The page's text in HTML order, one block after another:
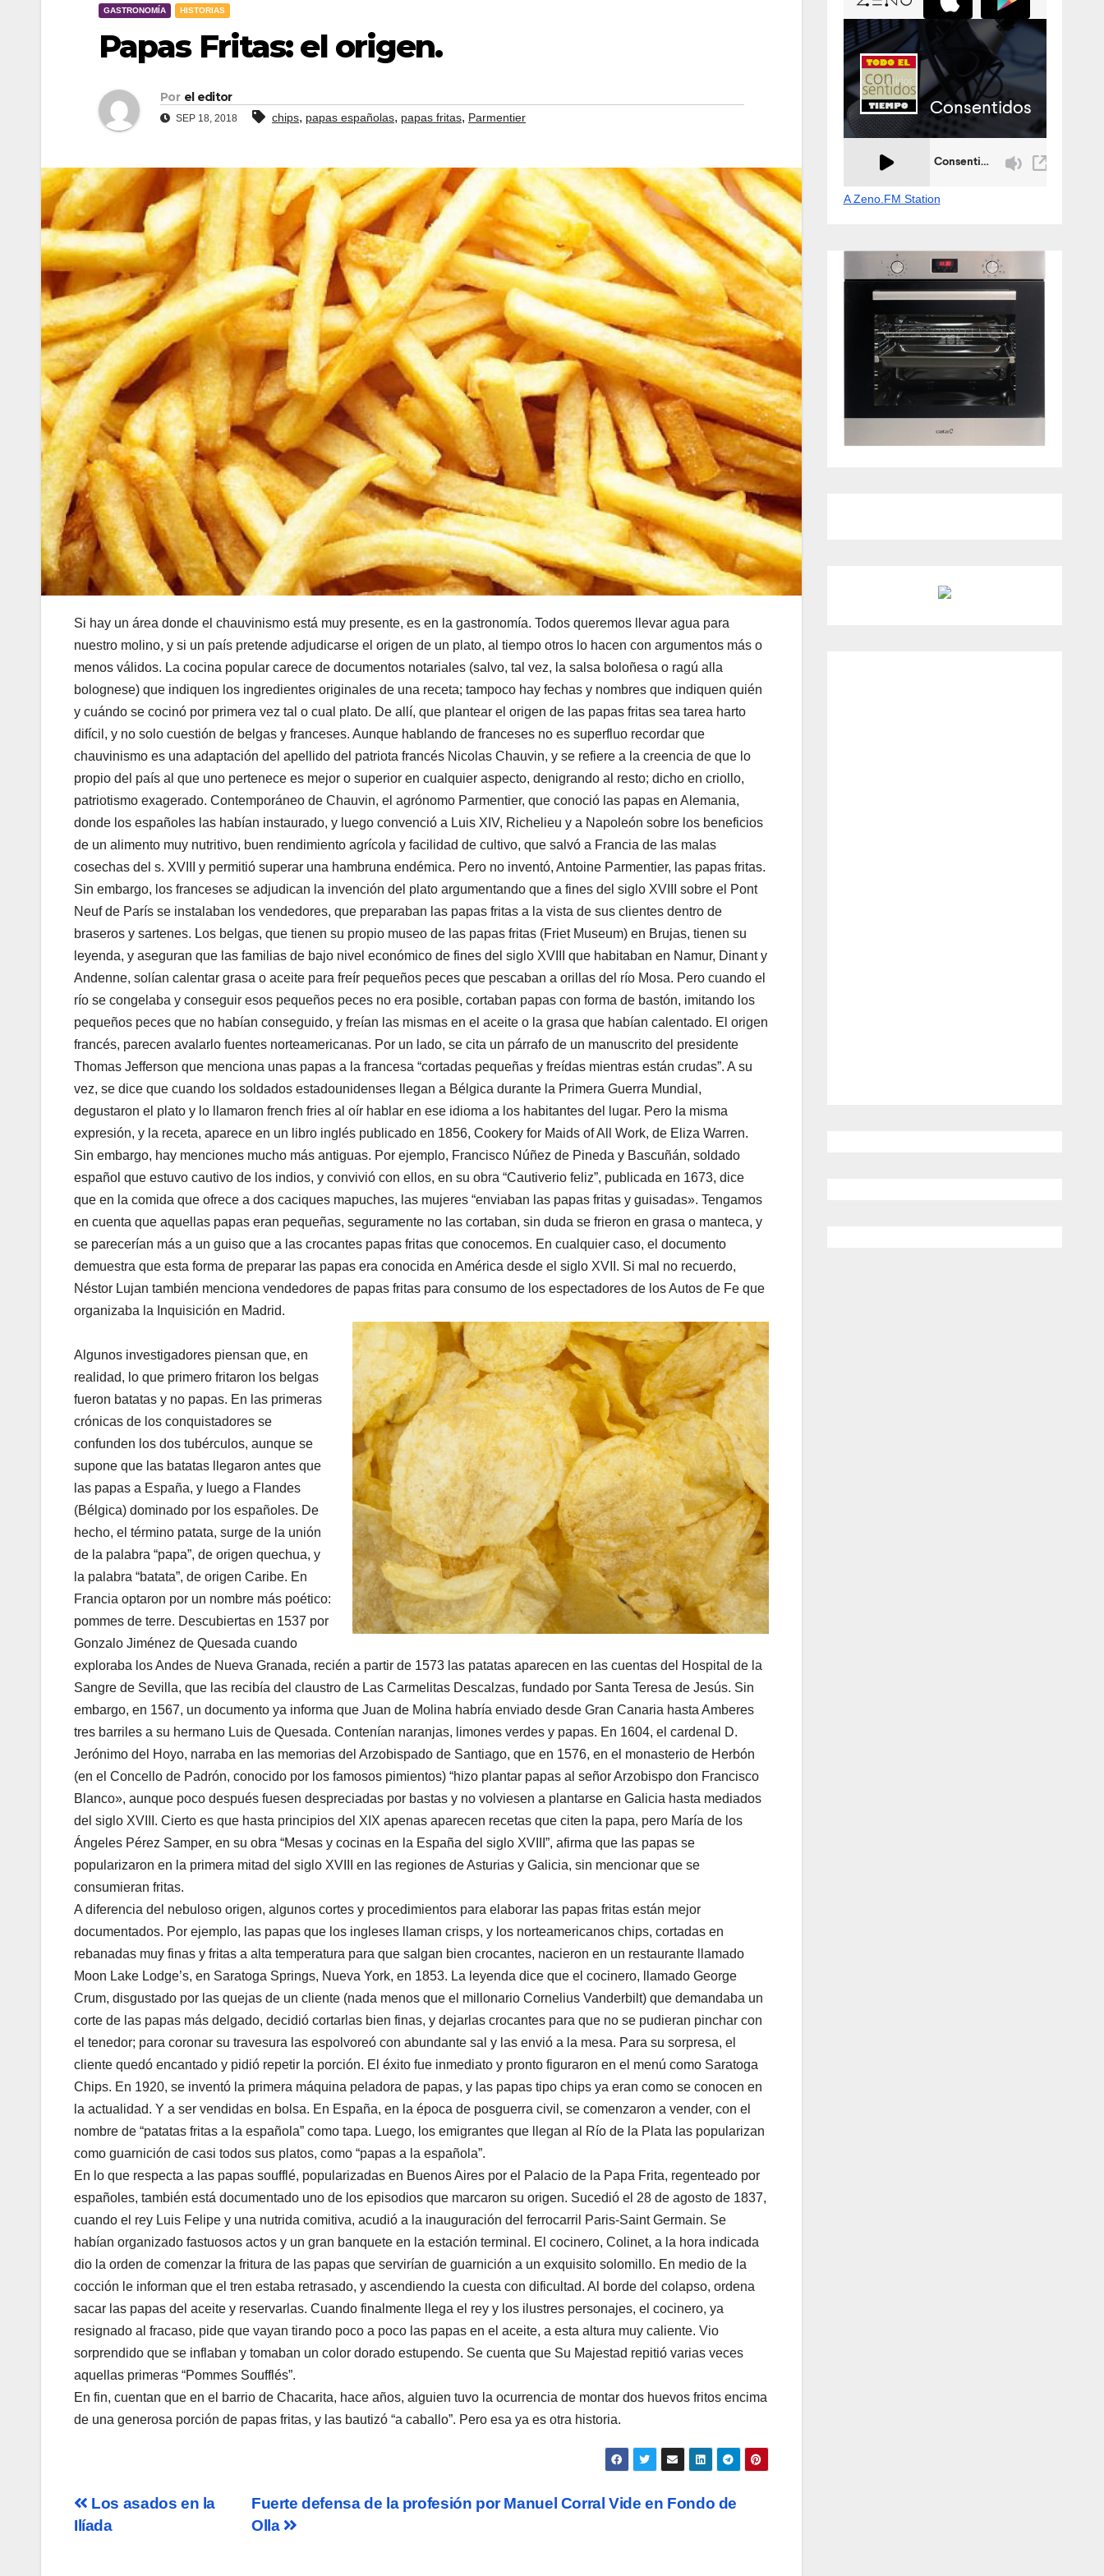
GASTRONOMÍA HISTORIAS
Papas Fritas: el origen.
Por el editor
SEP 18, 2018 chips, papas españolas, papas fritas, Parmentier
Si hay un área donde el chauvinismo está muy presente, es en la gastronomía. Todos queremos llevar agua para
nuestro molino, y si un país pretende adjudicarse el origen de un plato, al tiempo otros lo hacen con argumentos más o
menos válidos. La cocina popular carece de documentos notariales (salvo, tal vez, la salsa boloñesa o ragú alla
bolognese) que indiquen los ingredientes originales de una receta; tampoco hay fechas y nombres que indiquen quién
y cuándo se cocinó por primera vez tal o cual plato. De allí, que plantear el origen de las papas fritas sea tarea harto
difícil, y no solo cuestión de belgas y franceses. Aunque hablando de franceses no es superfluo recordar que
chauvinismo es una adaptación del apellido del patriota francés Nicolas Chauvin, y se refiere a la creencia de que lo
propio del país al que uno pertenece es mejor o superior en cualquier aspecto, denigrando al resto; dicho en criollo,
patriotismo exagerado. Contemporáneo de Chauvin, el agrónomo Parmentier, que conoció las papas en Alemania,
donde los españoles las habían instaurado, y luego convenció a Luis XIV, Richelieu y a Napoleón sobre los beneficios
de un alimento muy nutritivo, buen rendimiento agrícola y facilidad de cultivo, que salvó a Francia de las malas
cosechas del s. XVIII y permitió superar una hambruna endémica. Pero no inventó, Antoine Parmentier, las papas fritas.
Sin embargo, los franceses se adjudican la invención del plato argumentando que a fines del siglo XVIII sobre el Pont
Neuf de París se instalaban los vendedores, que preparaban las papas fritas a la vista de sus clientes dentro de
braseros y sartenes. Los belgas, que tienen su propio museo de las papas fritas (Friet Museum) en Brujas, tienen su
leyenda, y aseguran que las familias de bajo nivel económico de fines del siglo XVIII que habitaban en Namur, Dinant y
Andenne, solían calentar grasa o aceite para freír pequeños peces que pescaban a orillas del río Mosa. Pero cuando el
río se congelaba y conseguir esos pequeños peces no era posible, cortaban papas con forma de bastón, imitando los
pequeños peces que no habían conseguido, y freían las mismas en el aceite o la grasa que habían calentado. El origen
francés, parecen avalarlo fuentes norteamericanas. Por un lado, se cita un párrafo de un manuscrito del presidente
Thomas Jefferson que menciona unas papas a la francesa “cortadas pequeñas y freídas mientras están crudas”. A su
vez, se dice que cuando los soldados estadounidenses llegan a Bélgica durante la Primera Guerra Mundial,
degustaron el plato y lo llamaron french fries al oír hablar en ese idioma a los habitantes del lugar. Pero la misma
expresión, y la receta, aparece en un libro inglés publicado en 1856, Cookery for Maids of All Work, de Eliza Warren.
Sin embargo, hay menciones mucho más antiguas. Por ejemplo, Francisco Núñez de Pineda y Bascuñán, soldado
español que estuvo cautivo de los indios, y convivió con ellos, en su obra “Cautiverio feliz”, publicada en 1673, dice
que en la comida que ofrece a dos caciques mapuches, las mujeres “enviaban las papas fritas y guisadas». Tengamos
en cuenta que aquellas papas eran pequeñas, seguramente no las cortaban, sin duda se frieron en grasa o manteca, y
se parecerían más a un guiso que a las crocantes papas fritas que conocemos. En cualquier caso, el documento
demuestra que esta forma de preparar las papas era conocida en América desde el siglo XVII. Si mal no recuerdo,
Néstor Lujan también menciona vendedores de papas fritas para consumo de los espectadores de los Autos de Fe que
organizaba la Inquisición en Madrid.
Algunos investigadores piensan que, en
realidad, lo que primero fritaron los belgas
fueron batatas y no papas. En las primeras
crónicas de los conquistadores se
confunden los dos tubérculos, aunque se
supone que las batatas llegaron antes que
las papas a España, y luego a Flandes
(Bélgica) dominado por los españoles. De
hecho, el término patata, surge de la unión
de la palabra “papa”, de origen quechua, y
la palabra “batata”, de origen Caribe. En
Francia optaron por un nombre más poético:
pommes de terre. Descubiertas en 1537 por
Gonzalo Jiménez de Quesada cuando
exploraba los Andes de Nueva Granada, recién a partir de 1573 las patatas aparecen en las cuentas del Hospital de la
Sangre de Sevilla, que las recibía del claustro de Las Carmelitas Descalzas, fundado por Santa Teresa de Jesús. Sin
embargo, en 1567, un documento ya informa que Juan de Molina habría enviado desde Gran Canaria hasta Amberes
tres barriles a su hermano Luis de Quesada. Contenían naranjas, limones verdes y papas. En 1604, el cardenal D.
Jerónimo del Hoyo, narraba en las memorias del Arzobispado de Santiago, que en 1576, en el monasterio de Herbón
(en el Concello de Padrón, conocido por los famosos pimientos) “hizo plantar papas al señor Arzobispo don Francisco
Blanco», aunque poco después fuesen despreciadas por bastas y no volviesen a plantarse en Galicia hasta mediados
del siglo XVIII. Cierto es que hasta principios del XIX apenas aparecen recetas que citen la papa, pero María de los
Ángeles Pérez Samper, en su obra “Mesas y cocinas en la España del siglo XVIII”, afirma que las papas se
popularizaron en la primera mitad del siglo XVIII en las regiones de Asturias y Galicia, sin mencionar que se
consumieran fritas.
A diferencia del nebuloso origen, algunos cortes y procedimientos para elaborar las papas fritas están mejor
documentados. Por ejemplo, las papas que los ingleses llaman crisps, y los norteamericanos chips, cortadas en
rebanadas muy finas y fritas a alta temperatura para que salgan bien crocantes, nacieron en un restaurante llamado
Moon Lake Lodge’s, en Saratoga Springs, Nueva York, en 1853. La leyenda dice que el cocinero, llamado George
Crum, disgustado por las quejas de un cliente (nada menos que el millonario Cornelius Vanderbilt) que demandaba un
corte de las papas más delgado, decidió cortarlas bien finas, y dejarlas crocantes para que no se pudieran pinchar con
el tenedor; para coronar su travesura las espolvoreó con abundante sal y las envió a la mesa. Para su sorpresa, el
cliente quedó encantado y pidió repetir la porción. El éxito fue inmediato y pronto figuraron en el menú como Saratoga
Chips. En 1920, se inventó la primera máquina peladora de papas, y las papas tipo chips ya eran como se conocen en
la actualidad. Y a ser vendidas en bolsa. En España, en la época de posguerra civil, se comenzaron a vender, con el
nombre de “patatas fritas a la española” como tapa. Luego, los emigrantes que llegan al Río de la Plata las popularizan
como guarnición de casi todos sus platos, como “papas a la española”.
En lo que respecta a las papas soufflé, popularizadas en Buenos Aires por el Palacio de la Papa Frita, regenteado por
españoles, también está documentado uno de los episodios que marcaron su origen. Sucedió el 28 de agosto de 1837,
cuando el rey Luis Felipe y una nutrida comitiva, acudió a la inauguración del ferrocarril Paris-Saint Germain. Se
habían organizado fastuosos actos y un gran banquete en la estación terminal. El cocinero, Colinet, a la hora indicada
dio la orden de comenzar la fritura de las papas que servirían de guarnición a un exquisito solomillo. En medio de la
cocción le informan que el tren estaba retrasado, y ascendiendo la cuesta con dificultad. Al borde del colapso, ordena
sacar las papas del aceite y reservarlas. Cuando finalmente llega el rey y los ilustres personajes, el cocinero, ya
resignado al fracaso, pide que vayan tirando poco a poco las papas en el aceite, a esta altura muy caliente. Vio
sorprendido que se inflaban y tomaban un color dorado estupendo. Se cuenta que Su Majestad repitió varias veces
aquellas primeras “Pommes Soufflés”.
En fin, cuentan que en el barrio de Chacarita, hace años, alguien tuvo la ocurrencia de montar dos huevos fritos encima
de una generosa porción de papas fritas, y las bautizó “a caballo”. Pero esa ya es otra historia.
Navegación
Fuerte defensa de la profesión por Manuel Corral Vide en Fondo de
Olla
Los asados en la
Ilíada
A Zeno.FM Station